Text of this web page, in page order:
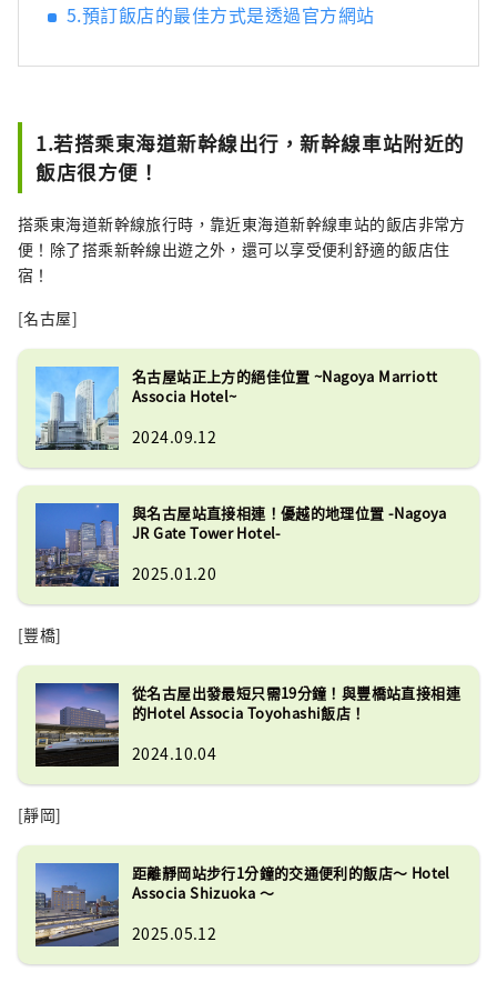
5.預訂飯店的最佳方式是透過官方網站
1.若搭乘東海道新幹線出行，新幹線車站附近的
飯店很方便！
搭乘東海道新幹線旅行時，靠近東海道新幹線車站的飯店非常方
便！除了搭乘新幹線出遊之外，還可以享受便利舒適的飯店住
宿！
[名古屋]
名古屋站正上方的絕佳位置 ~Nagoya Marriott
Associa Hotel~
2024.09.12
與名古屋站直接相連！優越的地理位置 -Nagoya
JR Gate Tower Hotel-
2025.01.20
[豐橋]
從名古屋出發最短只需19分鐘！與豐橋站直接相連
的Hotel Associa Toyohashi飯店！
2024.10.04
[靜岡]
距離靜岡站步行1分鐘的交通便利的飯店～ Hotel
Associa Shizuoka ～
2025.05.12